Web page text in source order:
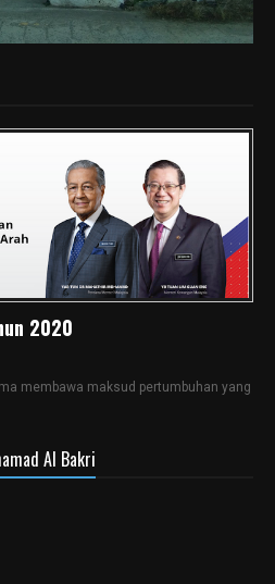
2020
membawa maksud pertumbuhan yang
Al Bakri